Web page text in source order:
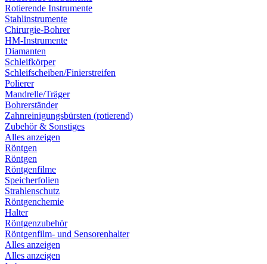
Rotierende Instrumente
Stahlinstrumente
Chirurgie-Bohrer
HM-Instrumente
Diamanten
Schleifkörper
Schleifscheiben/Finierstreifen
Polierer
Mandrelle/Träger
Bohrerständer
Zahnreinigungsbürsten (rotierend)
Zubehör & Sonstiges
Alles anzeigen
Röntgen
Röntgen
Röntgenfilme
Speicherfolien
Strahlenschutz
Röntgenchemie
Halter
Röntgenzubehör
Röntgenfilm- und Sensorenhalter
Alles anzeigen
Alles anzeigen